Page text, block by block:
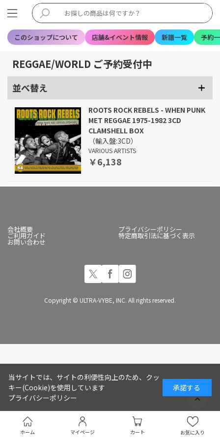
このショップについて 店舗&イベント情報 新譜一覧 予約
ホーム マイページ カート お気に入り
REGGAE/WORLD ご予約受付中
並べ替え
ROOTS ROCK REBELS - WHEN PUNK
MET REGGAE 1975-1982 3CD
CLAMSHELL BOX
（輸入盤:3CD）
VARIOUS ARTISTS
￥6,138
会社概要 プライバシーポリシー
ご利用ガイド 特定商取引法に基づく表示
お問い合わせ
Copyright © ULTRA-VYBE, INC. All rights reserved.
当サイトでは、サイトの利便性向上のため、クッ
キー(Cookie)を使用しています
プライバシーポリシー
承諾する